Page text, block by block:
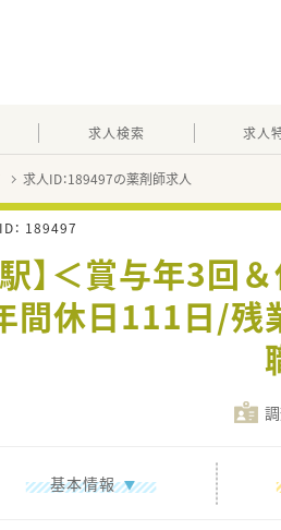
求人検索 求人
求人ID：189497の薬剤師求人
： 189497
】＜賞与年3回
間休日111日/
基本情報